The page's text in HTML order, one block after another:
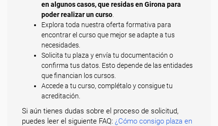
en algunos casos, que residas en Girona para
poder realizar un curso
Explora toda nuestra oferta formativa para
encontrar el curso que mejor se adapte a tus
necesidades.
Solicita tu plaza y envía tu documentación o
confirma tus datos. Esto depende de las entidades
que financian los cursos.
Accede a tu curso, complétalo y consigue tu
acreditación.
Si aún tienes dudas sobre el proceso de solicitud,
puedes leer el siguiente FAQ: ¿Cómo consigo plaza en